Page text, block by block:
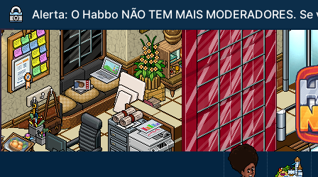
Alerta: O Habbo NÃO TEM MAIS MODERADORES.